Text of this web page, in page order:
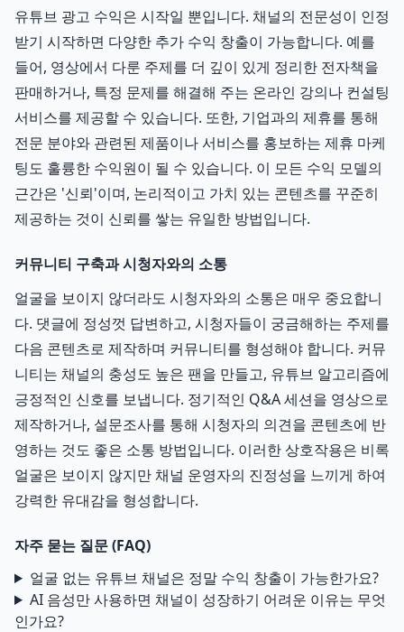
유튜브 광고 수익은 시작일 뿐입니다. 채널의 전문성이 인정
받기 시작하면 다양한 추가 수익 창출이 가능합니다. 예를
들어, 영상에서 다룬 주제를 더 깊이 있게 정리한 전자책을
판매하거나, 특정 문제를 해결해 주는 온라인 강의나 컨설팅
서비스를 제공할 수 있습니다. 또한, 기업과의 제휴를 통해
전문 분야와 관련된 제품이나 서비스를 홍보하는 제휴 마케
팅도 훌륭한 수익원이 될 수 있습니다. 이 모든 수익 모델의
근간은 '신뢰'이며, 논리적이고 가치 있는 콘텐츠를 꾸준히
제공하는 것이 신뢰를 쌓는 유일한 방법입니다.
커뮤니티 구축과 시청자와의 소통
얼굴을 보이지 않더라도 시청자와의 소통은 매우 중요합니
다. 댓글에 정성껏 답변하고, 시청자들이 궁금해하는 주제를
다음 콘텐츠로 제작하며 커뮤니티를 형성해야 합니다. 커뮤
니티는 채널의 충성도 높은 팬을 만들고, 유튜브 알고리즘에
긍정적인 신호를 보냅니다. 정기적인 Q&A 세션을 영상으로
제작하거나, 설문조사를 통해 시청자의 의견을 콘텐츠에 반
영하는 것도 좋은 소통 방법입니다. 이러한 상호작용은 비록
얼굴은 보이지 않지만 채널 운영자의 진정성을 느끼게 하여
강력한 유대감을 형성합니다.
자주 묻는 질문 (FAQ)
얼굴 없는 유튜브 채널은 정말 수익 창출이 가능한가요?
AI 음성만 사용하면 채널이 성장하기 어려운 이유는 무엇
인가요?